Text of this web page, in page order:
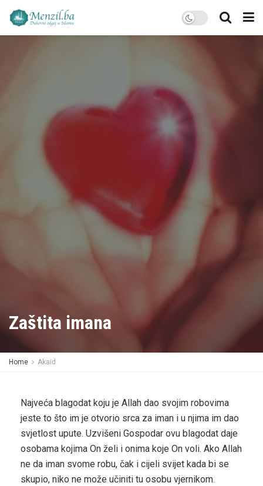
Zaštita imana
Home Akaid
Najveća blagodat koju je Allah dao svojim robovima
jeste to što im je otvorio srca za iman i u njima im dao
svjetlost upute. Uzvišeni Gospodar ovu blagodat daje
osobama kojima On želi i onima koje On voli. Ako Allah
ne da iman svome robu, čak i cijeli svijet kada bi se
skupio, niko ne može učiniti tu osobu vjernikom.